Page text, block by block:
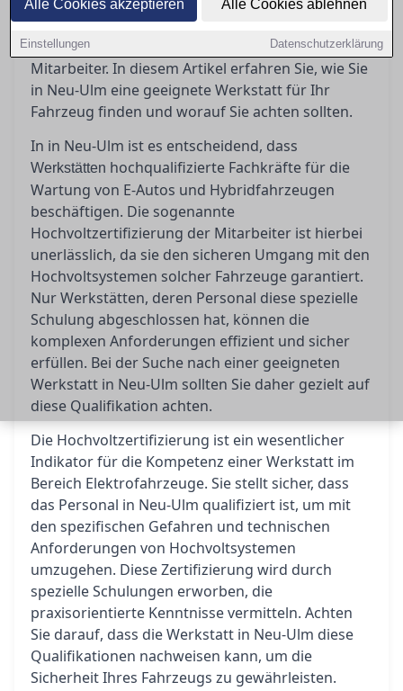
Alle Cookies akzeptieren Alle Cookies ablehnen
Einstellungen Datenschutzerklärung
Elektrofahrzeuge fachgerecht zu betreuen? Die
Antwort liegt in der Hochvoltzertifizierung der
Mitarbeiter. In diesem Artikel erfahren Sie, wie Sie
in Neu-Ulm eine geeignete Werkstatt für Ihr
Fahrzeug finden und worauf Sie achten sollten.
In in Neu-Ulm ist es entscheidend, dass
Werkstätten hochqualifizierte Fachkräfte für die
Wartung von E-Autos und Hybridfahrzeugen
beschäftigen. Die sogenannte
Hochvoltzertifizierung der Mitarbeiter ist hierbei
unerlässlich, da sie den sicheren Umgang mit den
Hochvoltsystemen solcher Fahrzeuge garantiert.
Nur Werkstätten, deren Personal diese spezielle
Schulung abgeschlossen hat, können die
komplexen Anforderungen effizient und sicher
erfüllen. Bei der Suche nach einer geeigneten
Werkstatt in Neu-Ulm sollten Sie daher gezielt auf
diese Qualifikation achten.
Die Hochvoltzertifizierung ist ein wesentlicher
Indikator für die Kompetenz einer Werkstatt im
Bereich Elektrofahrzeuge. Sie stellt sicher, dass
das Personal in Neu-Ulm qualifiziert ist, um mit
den spezifischen Gefahren und technischen
Anforderungen von Hochvoltsystemen
umzugehen. Diese Zertifizierung wird durch
spezielle Schulungen erworben, die
praxisorientierte Kenntnisse vermitteln. Achten
Sie darauf, dass die Werkstatt in Neu-Ulm diese
Qualifikationen nachweisen kann, um die
Sicherheit Ihres Fahrzeugs zu gewährleisten.